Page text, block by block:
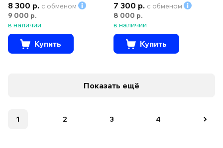
8 300 р. с обменом
9 000 р.
в наличии
Купить
7 300 р. с обменом
8 000 р.
в наличии
Купить
Показать ещё
1 2 3 4